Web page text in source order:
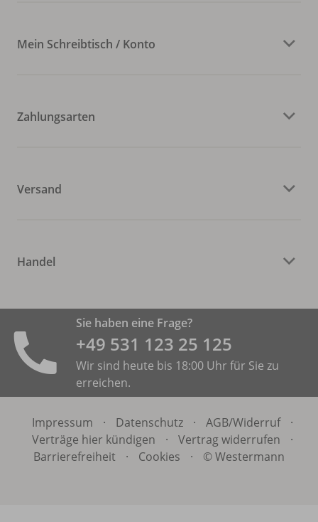
Mein Schreibtisch / Konto
Zahlungsarten
Versand
Handel
Sie haben eine Frage?
+49 531 ­123 25 125
Wir sind heute bis 18:00 Uhr für Sie zu
erreichen.
Impressum · Datenschutz · AGB/Widerruf
·
Verträge hier kündigen
· Vertrag widerrufen
·
Barrierefreiheit
· Cookies · © Westermann